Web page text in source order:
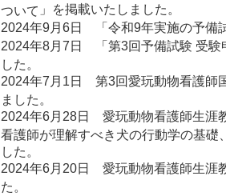
ついて 」
を掲載いたしました。
2024年9月6日 「 令和9年実施の予備
2024年8月7日 「 第3回予備試験 受験
した。
2024年7月1日 第3回愛玩動物看護師
ました。
2024年6月28日 愛玩動物看護師生涯
看護師が理解すべき犬の行動学の基礎
した。
2024年6月20日 愛玩動物看護師生涯
た。